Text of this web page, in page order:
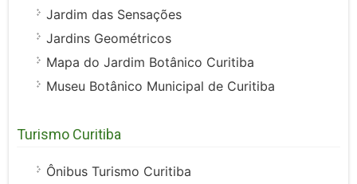
Jardim das Sensações
Jardins Geométricos
Mapa do Jardim Botânico Curitiba
Museu Botânico Municipal de Curitiba
Turismo Curitiba
Ônibus Turismo Curitiba